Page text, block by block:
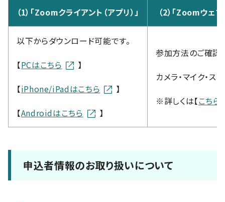
（1）「Zoomクライアント（アプリ）」 （2）「Zoomウェ
以下からダウンロード可能です。
【PCはこちら
】
【iPhone/iPadはこちら
】
【Androidはこちら 】
参加方法のご確認
カメラ・マイク・ス
※詳しくは【こちら
申込者情報のお取り扱いについて